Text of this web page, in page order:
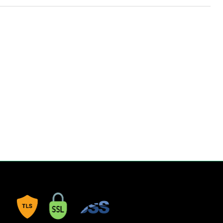
ve rahat bir kullanım sağlamanıza yardımcı olur. Çizgili